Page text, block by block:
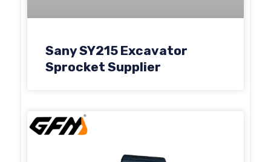
Sany SY215 Excavator
Sprocket Supplier